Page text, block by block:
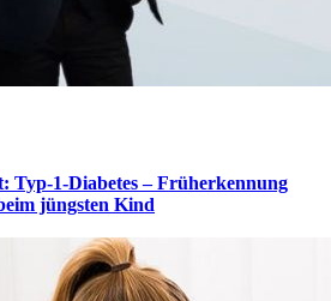
Typ-1-Diabetes – Früherkennung
jüngsten Kind